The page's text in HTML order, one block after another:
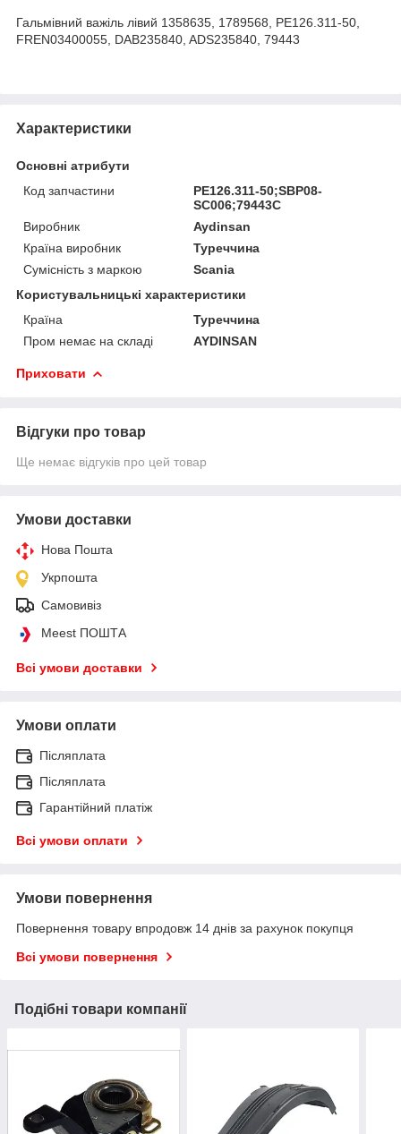
Гальмівний важіль лівий 1358635, 1789568, PE126.311-50,
FREN03400055, DAB235840, ADS235840, 79443
Характеристики
Основні атрибути
Код запчастини
PE126.311-50;SBP08-
SC006;79443C
Виробник
Aydinsan
Країна виробник
Туреччина
Сумісність з маркою
Scania
Користувальницькі характеристики
Країна
Туреччина
Пром немає на складі
AYDINSAN
Приховати
Відгуки про товар
Ще немає відгуків про цей товар
Умови доставки
Нова Пошта
Укрпошта
Самовивіз
Meest ПОШТА
Всі умови доставки
Умови оплати
Післяплата
Післяплата
Гарантійний платіж
Всі умови оплати
Умови повернення
Повернення товару впродовж 14 днів за рахунок покупця
Всі умови повернення
Подібні товари компанії